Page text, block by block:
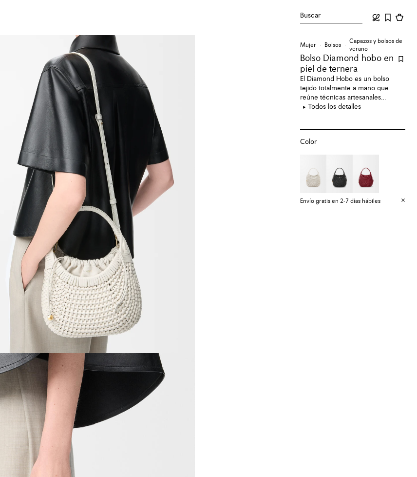
Buscar
Mujer Bolsos
Capazos y bolsos de
verano
Bolso Diamond hobo en
piel de ternera
El Diamond Hobo es un bolso
tejido totalmente a mano que
reúne técnicas artesanales
excepcionales en una sola pieza.
medallón con el anagrama
Todos los detalles
Color
Envío gratis en 2-7 días hábiles